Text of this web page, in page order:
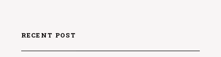
RECENT POST